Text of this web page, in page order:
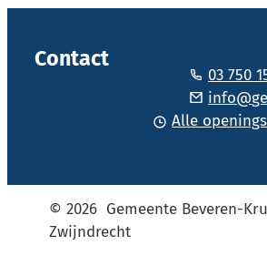
Contact
03 750
E-mail
info@
Alle
© 2026 Gemeente Beveren-
Zwijndrecht